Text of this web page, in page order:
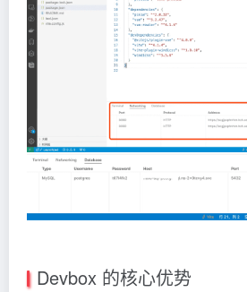
Devbox 的核心优势